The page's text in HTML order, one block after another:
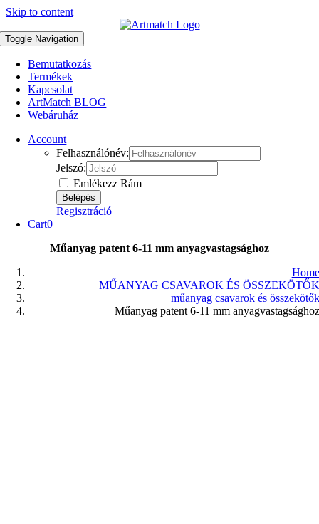
Skip to content
Toggle Navigation
Bemutatkozás
Termékek
Kapcsolat
ArtMatch BLOG
Webáruház
Account
Felhasználónév:
Jelszó:
Emlékezz Rám
Regisztráció
Cart0
Műanyag patent 6-11 mm anyagvastagsághoz
Home
MŰANYAG CSAVAROK ÉS ÖSSZEKÖTŐK
műanyag csavarok és összekötők
Műanyag patent 6-11 mm anyagvastagsághoz